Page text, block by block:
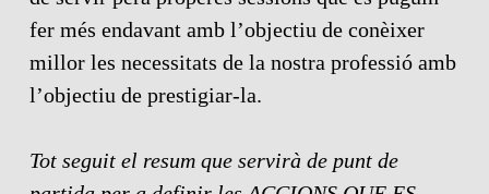
fer més endavant amb l’objectiu de conèixer
millor les necessitats de la nostra professió amb
l’objectiu de prestigiar-la.
Tot seguit el resum que servirà de punt de